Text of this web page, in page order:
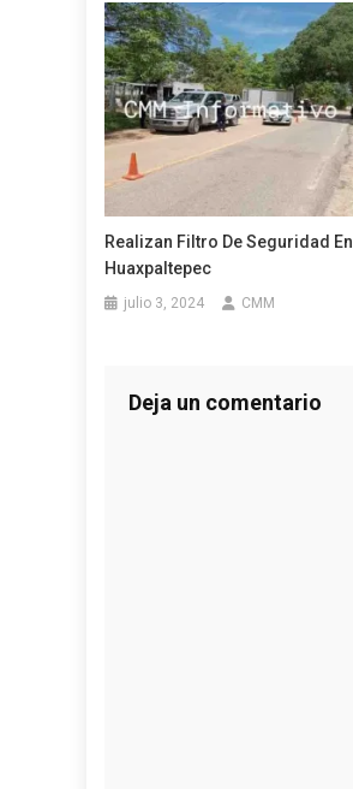
Realizan Filtro De Seguridad En
Huaxpaltepec
julio 3, 2024 CMM
Deja un comentario